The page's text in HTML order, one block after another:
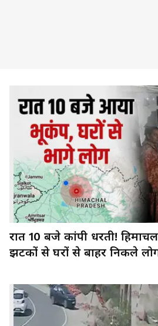
रात 10 बजे कांपी धरती!
झटकों से घरों से बाहर निकले